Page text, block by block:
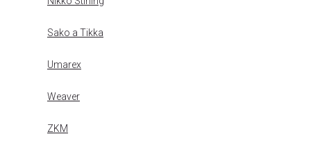
Sako a Tikka
Umarex
Weaver
ZKM